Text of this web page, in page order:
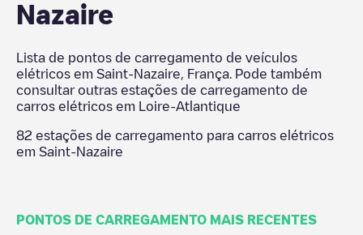
Nazaire
Lista de pontos de carregamento de veículos
elétricos em Saint-Nazaire França . Pode também
consultar outras estações de carregamento de
carros elétricos em
Loire-Atlantique
82 estações de carregamento para carros elétricos
em Saint-Nazaire
PONTOS DE CARREGAMENTO MAIS RECENTES